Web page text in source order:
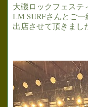
大磯ロックフェステ
LM SURFさんとご一
出店させて頂きまし